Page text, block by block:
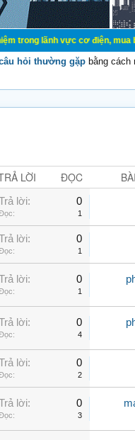
vực cơ điện, mua bán, ký
hỏi thường gặp bằng cách
LỜI ĐỌC
lời: 0
1
lời: 0
1
lời: 0
1
lời: 0
4
lời: 0
2
lời: 0
3